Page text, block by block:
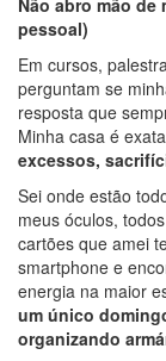
Não abro mão
pessoal)
Em cursos,
perguntam se
resposta que
Minha casa é
excessos,
Sei onde estão
meus óculos,
cartões que amei
smartphone e
energia na maior
um único
organizando